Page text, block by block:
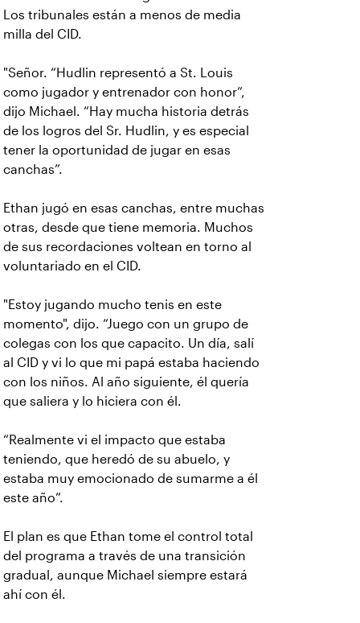
Los tribunales están a menos de media
milla del CID.
"Señor. “Hudlin representó a St. Louis
como jugador y entrenador con honor”,
dijo Michael. “Hay mucha historia detrás
de los logros del Sr. Hudlin, y es especial
tener la oportunidad de jugar en esas
canchas”.
Ethan jugó en esas canchas, entre muchas
otras, desde que tiene memoria. Muchos
de sus recordaciones voltean en torno al
voluntariado en el CID.
"Estoy jugando mucho tenis en este
momento", dijo. “Juego con un grupo de
colegas con los que capacito. Un día, salí
al CID y vi lo que mi papá estaba haciendo
con los niños. Al año siguiente, él quería
que saliera y lo hiciera con él.
“Realmente vi el impacto que estaba
teniendo, que heredó de su abuelo, y
estaba muy emocionado de sumarme a él
este año”.
El plan es que Ethan tome el control total
del programa a través de una transición
gradual, aunque Michael siempre estará
ahí con él.